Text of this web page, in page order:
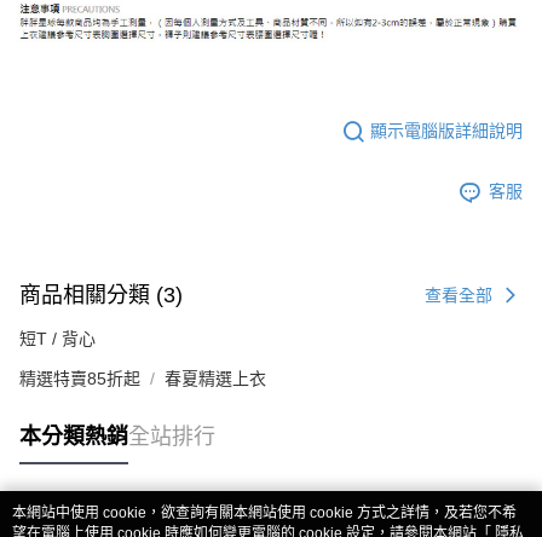
顯示電腦版詳細說明
客服
商品相關分類 (3) 查看全部
短T / 背心
精選特賣85折起 春夏精選上衣
本分類熱銷全站排行
熱門標籤
本網站中使用 cookie，欲查詢有關本網站使用 cookie 方式之詳情，及若您不希
望在電腦上使用 cookie 時應如何變更電腦的 cookie 設定，請參閱本網站「 隱私